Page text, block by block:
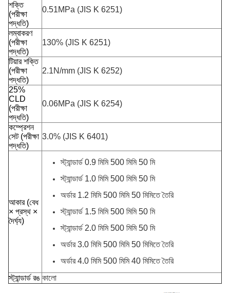
শক্তি
(পরীক্ষা
পদ্ধতি)
0.51MPa (JIS K 6251)
লম্বাকরণ
(পরীক্ষা
পদ্ধতি)
130% (JIS K 6251)
টিয়ার শক্তি
(পরীক্ষা
পদ্ধতি)
2.1N/mm (JIS K 6252)
25%
CLD
(পরীক্ষা
পদ্ধতি)
0.06MPa (JIS K 6254)
কম্প্রেশন
সেট (পরীক্ষা
পদ্ধতি)
3.0% (JIS K 6401)
আকার (বেধ
× প্রস্থ ×
দৈর্ঘ্য)
স্ট্যান্ডার্ড 0.9 মিমি 500 মিমি 50 মি
স্ট্যান্ডার্ড 1.0 মিমি 500 মিমি 50 মি
অর্ডার 1.2 মিমি 500 মিমি 50 মিমিতে তৈরি
স্ট্যান্ডার্ড 1.5 মিমি 500 মিমি 50 মি
স্ট্যান্ডার্ড 2.0 মিমি 500 মিমি 50 মি
অর্ডার 3.0 মিমি 500 মিমি 50 মিমিতে তৈরি
অর্ডার 4.0 মিমি 500 মিমি 40 মিমিতে তৈরি
স্ট্যান্ডার্ড রঙ কালো